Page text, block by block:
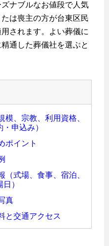
ナブルなお値段で人気
は喪主の方が台東区民
されます。よい葬儀に
通した葬儀社を選ぶと
模、宗教、利用資格、
申込み）
ポイント
（式場、食事、宿泊、
）
真
と交通アクセス